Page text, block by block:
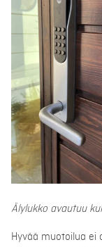
Älylukko avautuu
Hyvää muotoilua ei